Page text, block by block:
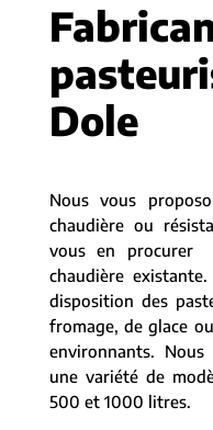
Dole
Nous vous
chaudière ou
vous en procurer
chaudière
disposition des
fromage, de glace
environnants.
une variété de
500 et 1000 litres.